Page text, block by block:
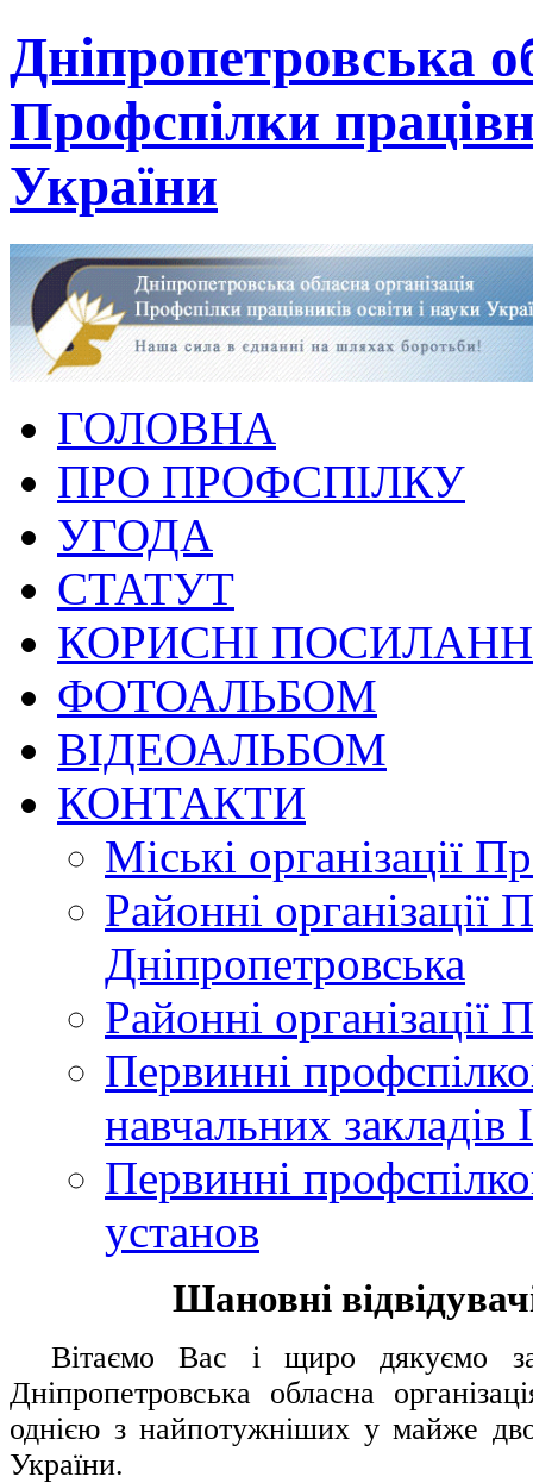
Дніпропетровська
Профспілки
України
ГОЛОВНА
ПРО ПРОФСПІЛКУ
УГОДА
СТАТУТ
КОРИСНІ
ФОТОАЛЬБОМ
ВІДЕОАЛЬБОМ
КОНТАКТИ
Міські організації
Районні організації
Дніпропетровська
Районні організації
Первинні
навчальних закладів
Первинні
установ
Шановні
Вітаємо Вас і щиро дякуємо за
Дніпропетровська обласна
однією з найпотужніших у майже
України.